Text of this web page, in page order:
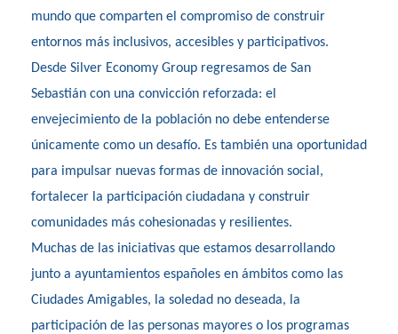
mundo que comparten el compromiso de construir
entornos más inclusivos, accesibles y participativos.
Desde Silver Economy Group regresamos de San
Sebastián con una convicción reforzada: el
envejecimiento de la población no debe entenderse
únicamente como un desafío. Es también una oportunidad
para impulsar nuevas formas de innovación social,
fortalecer la participación ciudadana y construir
comunidades más cohesionadas y resilientes.
Muchas de las iniciativas que estamos desarrollando
junto a ayuntamientos españoles en ámbitos como las
Ciudades Amigables, la soledad no deseada, la
participación de las personas mayores o los programas